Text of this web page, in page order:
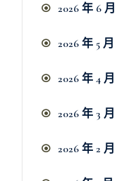
2026 年 6 月
2026 年 5 月
2026 年 4 月
2026 年 3 月
2026 年 2 月